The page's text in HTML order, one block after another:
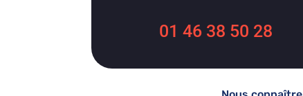
01 46 38 50 28